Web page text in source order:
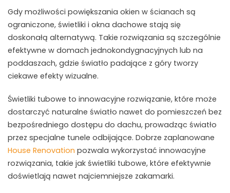
Gdy możliwości powiększania okien w ścianach są
ograniczone, świetliki i okna dachowe stają się
doskonałą alternatywą. Takie rozwiązania są szczególnie
efektywne w domach jednokondygnacyjnych lub na
poddaszach, gdzie światło padające z góry tworzy
ciekawe efekty wizualne.
Świetliki tubowe to innowacyjne rozwiązanie, które może
dostarczyć naturalne światło nawet do pomieszczeń bez
bezpośredniego dostępu do dachu, prowadząc światło
przez specjalne tunele odbijające. Dobrze zaplanowane
House Renovation pozwala wykorzystać innowacyjne
rozwiązania, takie jak świetliki tubowe, które efektywnie
doświetlają nawet najciemniejsze zakamarki.